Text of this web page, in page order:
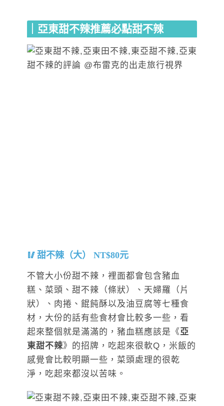
｜亞東甜不辣推薦必點甜不辣
甜不辣（大） NT$80元
不管大小份甜不辣，裡面都會包含豬血
糕、菜頭、甜不辣（條狀）、天婦羅（片
狀）、肉捲、餛飩酥以及油豆腐等七種食
材，大份的話有些食材會比較多一些，看
起來整個就是滿滿的，豬血糕應該是《 亞
東甜不辣》的招牌，吃起來很軟Q，米飯的
感覺會比較明顯一些，菜頭處理的很乾
淨，吃起來都沒以苦味。